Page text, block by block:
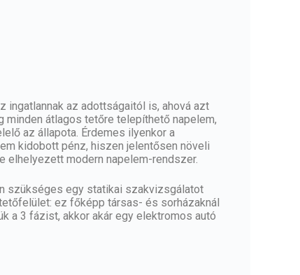
ingatlannak az adottságaitól is, ahová azt
átlagos tetőre telepíthető napelem,
az állapota. Érdemes ilyenkor a
kidobott pénz, hiszen jelentősen növeli
elhelyezett modern napelem-rendszer.
szükséges egy statikai szakvizsgálatot
ez főképp társas- és sorházaknál
a 3 fázist, akkor akár egy elektromos autó